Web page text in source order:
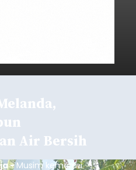
Air Bersih
-Musim kemarau